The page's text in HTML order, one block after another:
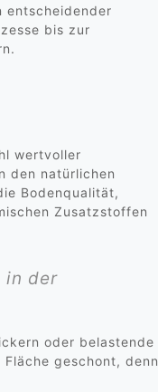
entscheidender
bis zur
wertvoller
den natürlichen
Bodenqualität,
Zusatzstoffen
in der
oder belastende
geschont, denn